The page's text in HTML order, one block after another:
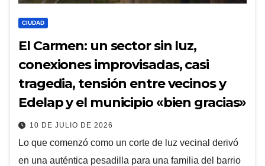
CIUDAD
El Carmen: un sector sin luz,
conexiones improvisadas, casi
tragedia, tensión entre vecinos y
Edelap y el municipio «bien gracias»
10 DE JULIO DE 2026
Lo que comenzó como un corte de luz vecinal derivó
en una auténtica pesadilla para una familia del barrio